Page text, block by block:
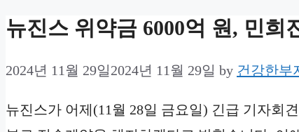
뉴진스 위약금 6000억 원, 민희
2024년 11월 29일2024년 11월 29일 by 건강한부
뉴진스가 어제(11월 28일 금요일) 긴급 기자회